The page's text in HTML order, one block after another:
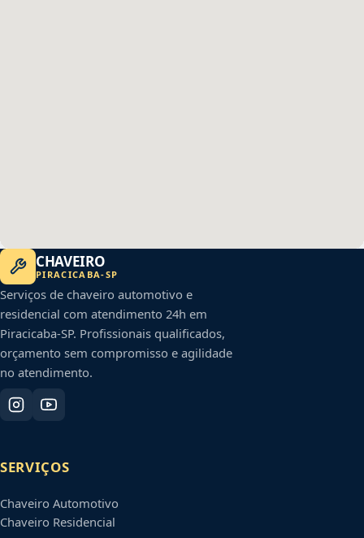
CHAVEIRO
PIRACICABA-SP
Serviços de chaveiro automotivo e
residencial com atendimento 24h em
Piracicaba-SP. Profissionais qualificados,
orçamento sem compromisso e agilidade
no atendimento.
SERVIÇOS
Chaveiro Automotivo
Chaveiro Residencial